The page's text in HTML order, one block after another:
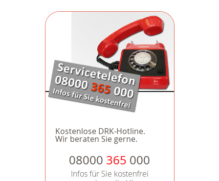
Kostenlose DRK-Hotline.
Wir beraten Sie gerne.
08000 365 000
Infos für Sie kostenfrei